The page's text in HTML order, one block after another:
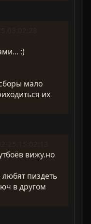
:)
мало
их
вижу.но
пиздеть
в другом